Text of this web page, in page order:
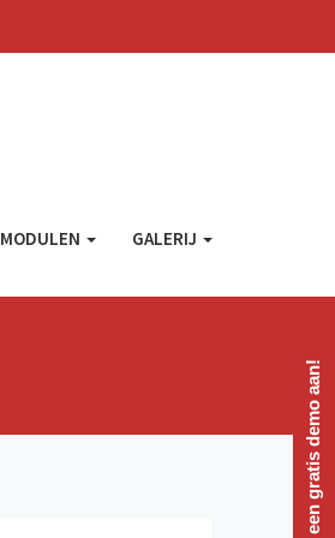
MODULEN GALERIJ
Vraag een gratis demo aan!